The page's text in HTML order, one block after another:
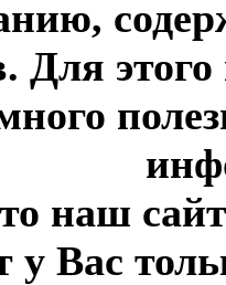
Для
наш
у Вас